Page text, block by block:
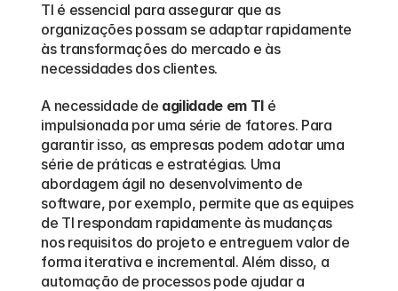
TI é essencial para assegurar que as
organizações possam se adaptar rapidamente
às transformações do mercado e às
necessidades dos clientes.
A necessidade de agilidade em TI é
impulsionada por uma série de fatores. Para
garantir isso, as empresas podem adotar uma
série de práticas e estratégias. Uma
abordagem ágil no desenvolvimento de
software, por exemplo, permite que as equipes
de TI respondam rapidamente às mudanças
nos requisitos do projeto e entreguem valor de
forma iterativa e incremental. Além disso, a
automação de processos pode ajudar a